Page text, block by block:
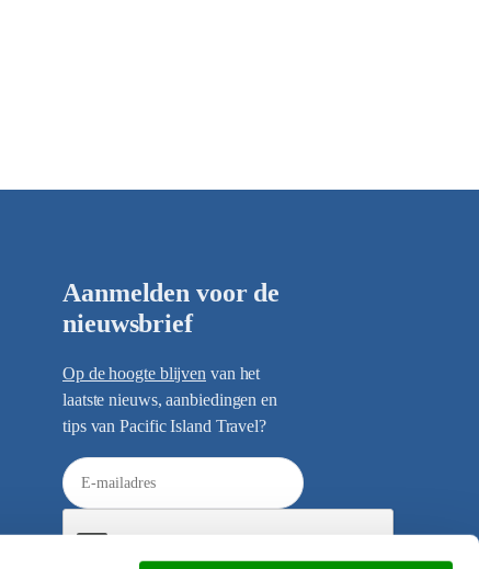
Aanmelden voor de
nieuwsbrief
Op de hoogte blijven van het
laatste nieuws, aanbiedingen en
tips van Pacific Island Travel?
E
-